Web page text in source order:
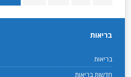
בריאות
בריאות
חדשות בריאות